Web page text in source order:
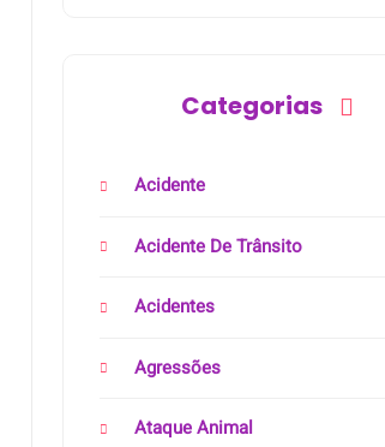
Categorias
Acidente
Acidente De Trânsito
Acidentes
Agressões
Ataque Animal